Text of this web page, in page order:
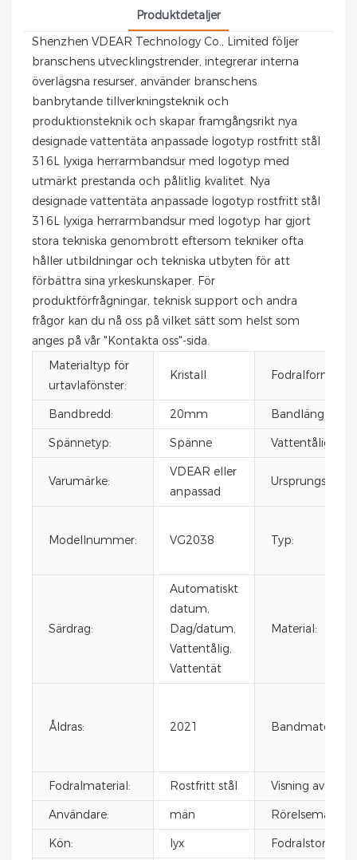
Produktdetaljer
Shenzhen VDEAR Technology Co., Limited följer
branschens utvecklingstrender, integrerar interna
överlägsna resurser, använder branschens
banbrytande tillverkningsteknik och
produktionsteknik och skapar framgångsrikt nya
designade vattentäta anpassade logotyp rostfritt stål
316L lyxiga herrarmbandsur med logotyp med
utmärkt prestanda och pålitlig kvalitet. Nya
designade vattentäta anpassade logotyp rostfritt stål
316L lyxiga herrarmbandsur med logotyp har gjort
stora tekniska genombrott eftersom tekniker ofta
håller utbildningar och tekniska utbyten för att
förbättra sina yrkeskunskaper. För
produktförfrågningar, teknisk support och andra
frågor kan du nå oss på vilket sätt som helst som
anges på vår "Kontakta oss"-sida.
Materialtyp för
urtavlafönster:
Kristall Fodralform:
Bandbredd: 20mm
Bandlängd:
Spännetyp:
Spänne
Varumärke:
VDEAR eller
anpassad
Ursprungsort:
Modellnummer: VG2038 Typ:
Särdrag:
Automatiskt
datum,
Dag/datum,
Vattentålig,
Vattentät
Material:
Åldras: 2021
Fodralmaterial: Rostfritt stål
Visning av
Användare:
män
Rörelsemärke:
Kön:
lyx
Fodralstorlek: